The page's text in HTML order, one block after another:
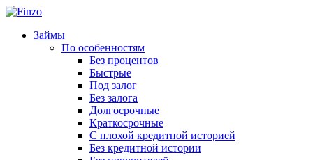
Займы
По особенностям
Без процентов
Быстрые
Под залог
Без залога
Долгосрочные
Краткосрочные
С плохой кредитной историей
Без кредитной истории